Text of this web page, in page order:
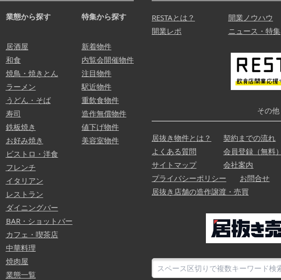
業態から探す
居酒屋
和食
焼鳥・焼きとん
ラーメン
うどん・そば
寿司
鉄板焼き
お好み焼き
ビストロ・洋食
フレンチ
イタリアン
レストラン
ダイニングバー
BAR・ショットバー
カフェ・喫茶店
中華料理
焼肉屋
業態一覧
特集から探す
新着物件
内覧会開催物件
注目物件
駅近物件
重飲食物件
造作無償物件
値下げ物件
美容室物件
RESTAとは？ 開業ノウハウ
開業レポ
ニュース・特集
その他
居抜き物件とは？ 契約までの流れ
よくある質問
会員登録（無料）
サイトマップ
会社案内
プライバシーポリシー
お問合せ
居抜き店舗の造作譲渡・売買